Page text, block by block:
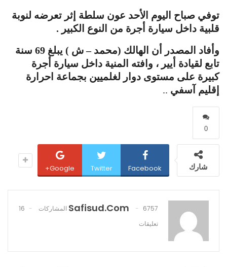
توفي صباح اليوم الأحد عون سلطة إثر تعرضه لنوبة
قلبية داخل سيارة أجرة من النوع الكبير .
وأفاد المصدر أن الهالك (محمد – ش ) يبلغ 69 سنة
تابع لقيادة أيير ، وافته المنية داخل سيارة أجرة
كبيرة على مستوى دوار لغلميين بجماعة احرارة
إقليم آسفي ..
0
شارك Facebook
Twitter
Google+
Safisud.com 6757 المشاركات
16
تعليقات